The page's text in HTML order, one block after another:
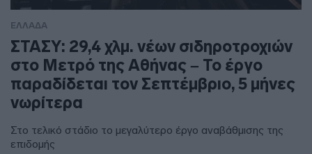
ΕΛΛΑΔΑ
ΣΤΑΣΥ: 29,4 χλμ. νέων σιδηροτροχιών
στο Μετρό της Αθήνας – Το έργο
παραδίδεται τον Σεπτέμβριο, 5 μήνες
νωρίτερα
Στο τελικό στάδιο το μεγαλύτερο έργο αναβάθμισης της
επιδομής